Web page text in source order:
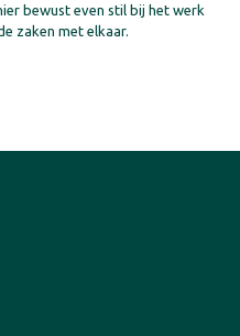
bewust even stil bij het werk
zaken met elkaar.